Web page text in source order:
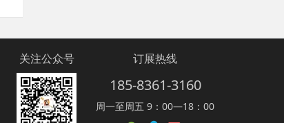
关注公众号 订展热线
185-8361-3160
周一至周五 9：00—18：00